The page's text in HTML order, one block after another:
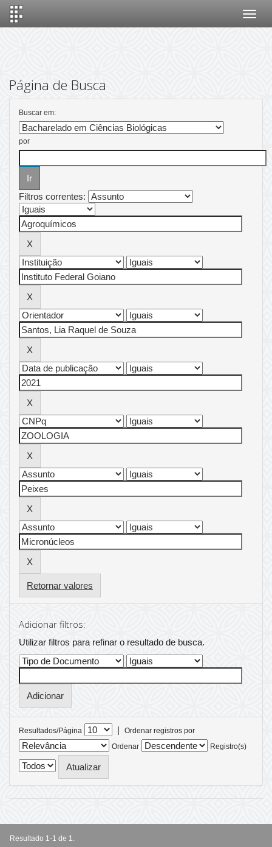
Página de Busca
Buscar em:
por
Filtros correntes:
Retornar valores
Adicionar filtros:
Utilizar filtros para refinar o resultado de busca.
Resultados/Página |
Ordenar registros por
Ordenar
Registro(s)
Resultado 1-1 de 1.